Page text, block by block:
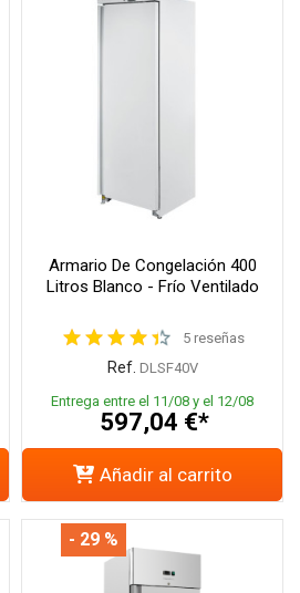
Armario De Congelación 400
Litros Blanco - Frío Ventilado
5 reseñas
Ref. DLSF40V
Entrega entre el 11/08 y el 12/08
597,04 €*
Añadir al carrito
- 29 %